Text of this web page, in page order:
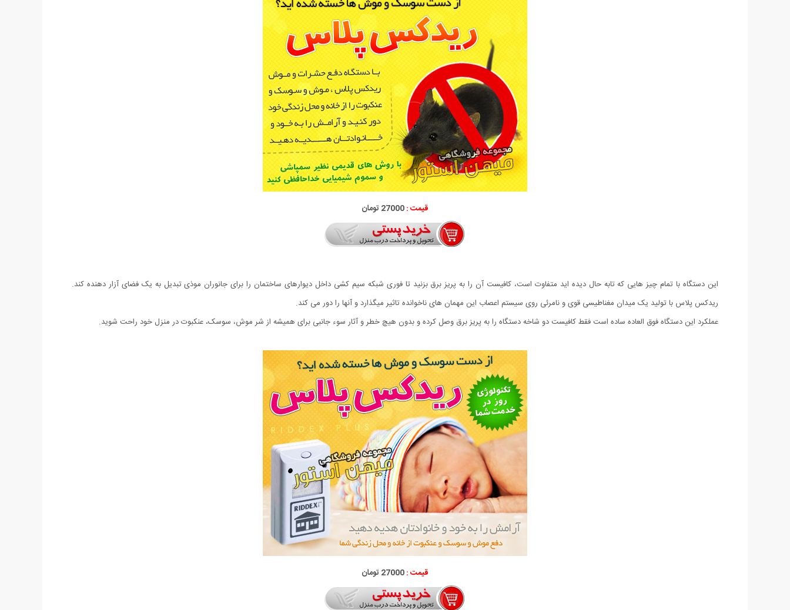
قیمت :27000 تومان
این دستگاه با تمام چیز هایی که تابه حال دیده اید متفاوت است، کافیست آن را به پریز برق بزنید تا فوری شبکه سیم کشی داخل دیوارهای ساختمان را برای جانوران موذی تبدیل به یک فضای آزار دهنده کند.
ریدکس پلاس با تولید یک میدان مغناطیسی قوی و نامرئی روی سیستم اعصاب این مهمان های ناخوانده تاثیر میگذارد و آنها را دور می کند.
عملکرد این دستگاه فوق العاده ساده است فقط کافیست دو شاخه دستگاه را به پریز برق وصل کرده و بدون هیچ خطر و آثار سوء جانبی برای همیشه از شر موش، سوسک، عنکبوت در منزل خود راحت شوید.
قیمت :27000 تومان